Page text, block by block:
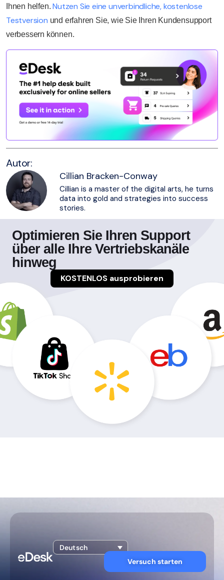
Ihnen helfen.Nutzen Sie eine unverbindliche, kostenlose
Testversion und erfahren Sie, wie Sie Ihren Kundensupport
verbessern können.
Autor:
Cillian Bracken-Conway
Cillian is a master of the digital arts, he turns
data into gold and strategies into success
stories.
Optimieren Sie Ihren Support
über alle Ihre Vertriebskanäle
hinweg
KOSTENLOS ausprobieren
Deutsch
Versuch starten